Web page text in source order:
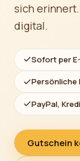
sich
digital.
Sofort per
Persönliche
PayPal,
Gutschein